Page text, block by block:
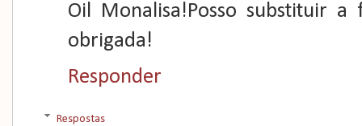
Oil Monalisa!Posso substituir
obrigada!
Responder
Respostas